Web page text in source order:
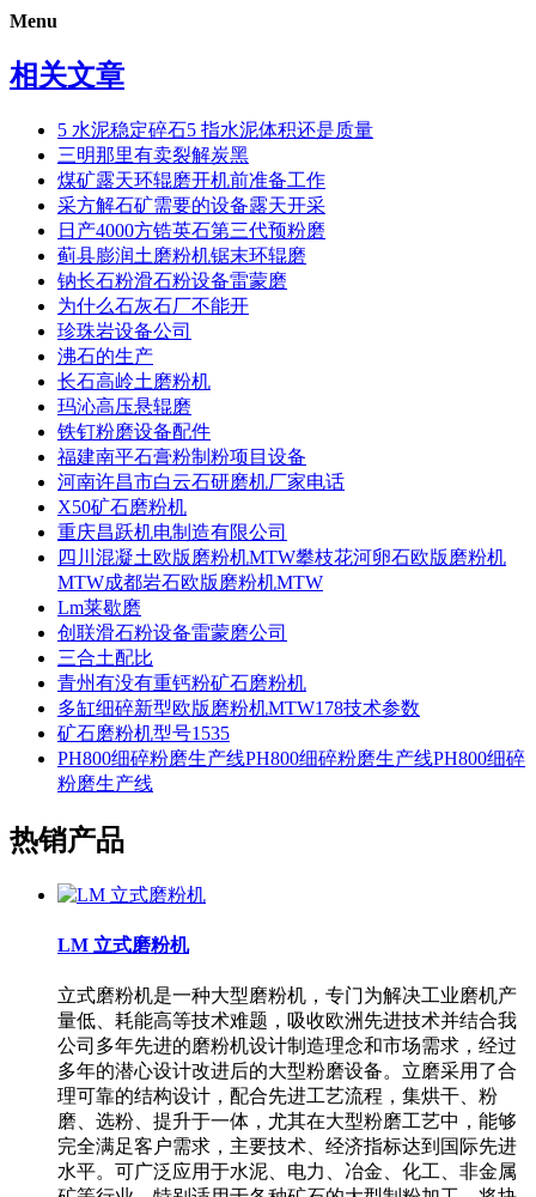
Menu
相关文章
5 水泥稳定碎石5 指水泥体积还是质量
三明那里有卖裂解炭黑
煤矿露天环辊磨开机前准备工作
采方解石矿需要的设备露天开采
日产4000方锆英石第三代预粉磨
蓟县膨润土磨粉机锯末环辊磨
钠长石粉滑石粉设备雷蒙磨
为什么石灰石厂不能开
珍珠岩设备公司
沸石的生产
长石高岭土磨粉机
玛沁高压悬辊磨
铁钉粉磨设备配件
福建南平石膏粉制粉项目设备
河南许昌市白云石研磨机厂家电话
X50矿石磨粉机
重庆昌跃机电制造有限公司
四川混凝土欧版磨粉机MTW攀枝花河卵石欧版磨粉机
MTW成都岩石欧版磨粉机MTW
Lm莱歇磨
创联滑石粉设备雷蒙磨公司
三合土配比
青州有没有重钙粉矿石磨粉机
多缸细碎新型欧版磨粉机MTW178技术参数
矿石磨粉机型号1535
PH800细碎粉磨生产线PH800细碎粉磨生产线PH800细碎
粉磨生产线
热销产品
LM 立式磨粉机
立式磨粉机是一种大型磨粉机，专门为解决工业磨机产
量低、耗能高等技术难题，吸收欧洲先进技术并结合我
公司多年先进的磨粉机设计制造理念和市场需求，经过
多年的潜心设计改进后的大型粉磨设备。立磨采用了合
理可靠的结构设计，配合先进工艺流程，集烘干、粉
磨、选粉、提升于一体，尤其在大型粉磨工艺中，能够
完全满足客户需求，主要技术、经济指标达到国际先进
水平。可广泛应用于水泥、电力、冶金、化工、非金属